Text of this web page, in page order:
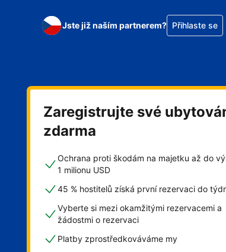
Jste již naším partnerem? Přihlaste se
Zaregistrujte své
zdarma
Ochrana proti škodám na majetku až do
1 milionu USD
45 % hostitelů získá první rezervaci do
Vyberte si mezi okamžitými rezervacemi a
žádostmi o rezervaci
Platby zprostředkováváme my